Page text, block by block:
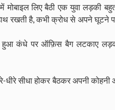
लिए बैठी एक युवा लड़की
रखती है, कभी क्रोध से अपने घूटने
हुआ कंधे पर ऑफ़िस बैग लटकाए
सीधा होकर बैठकर अपनी